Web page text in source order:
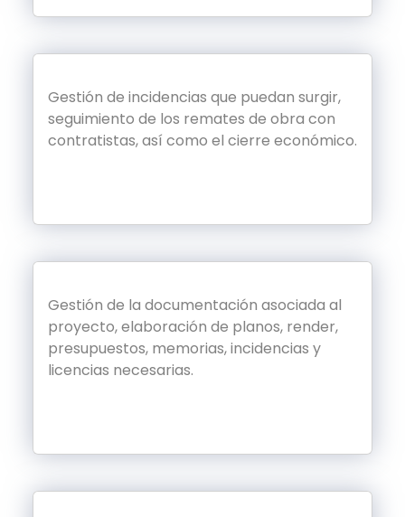
Gestión de incidencias que puedan surgir,
seguimiento de los remates de obra con
contratistas, así como el cierre económico.
Gestión de la documentación asociada al
proyecto, elaboración de planos, render,
presupuestos, memorias, incidencias y
licencias necesarias.